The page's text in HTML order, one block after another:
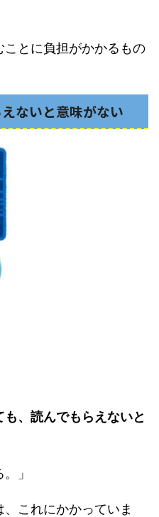
とに負担がかかるもの
ないと意味がない
、読んでもらえないと
」
これにかかっていま